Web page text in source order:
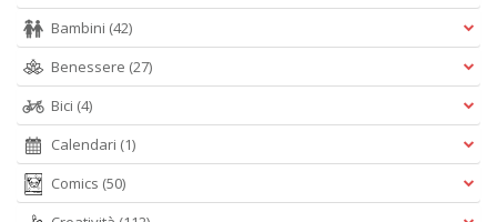
Bambini (42)
Benessere (27)
Bici (4)
Calendari (1)
Comics (50)